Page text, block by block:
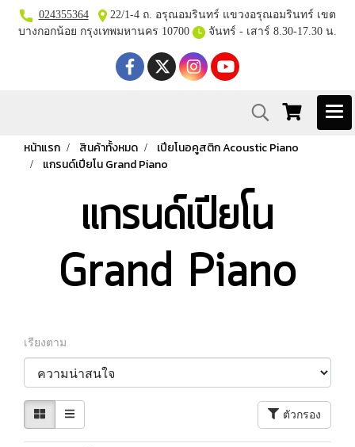
024355364
22/1-4 ถ. อรุณอมรินทร์ แขวงอรุณอมรินทร์ เขต
บางกอกน้อย กรุงเทพมหานคร 10700
จันทร์ - เสาร์ 8.30-17.30 น.
หน้าแรก สินค้าทั้งหมด
เปียโนอคูสติก Acoustic Piano
แกรนด์เปียโน Grand Piano
แกรนด์เปียโน
Grand Piano
เรียงตาม
ตัวกรอง